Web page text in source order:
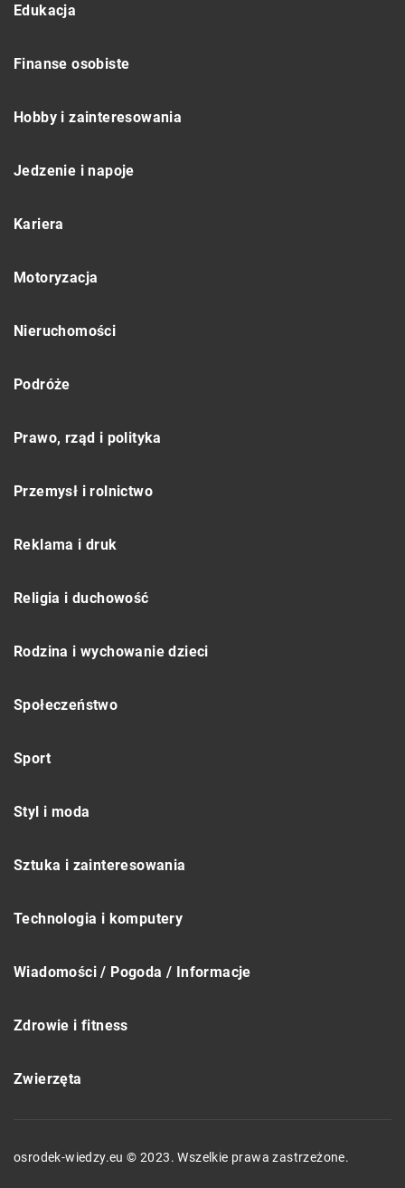
Edukacja
Finanse osobiste
Hobby i zainteresowania
Jedzenie i napoje
Kariera
Motoryzacja
Nieruchomości
Podróże
Prawo, rząd i polityka
Przemysł i rolnictwo
Reklama i druk
Religia i duchowość
Rodzina i wychowanie dzieci
Społeczeństwo
Sport
Styl i moda
Sztuka i zainteresowania
Technologia i komputery
Wiadomości / Pogoda / Informacje
Zdrowie i fitness
Zwierzęta
osrodek-wiedzy.eu © 2023. Wszelkie prawa zastrzeżone.